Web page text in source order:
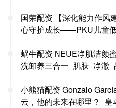
国荣配资 【深化能力作风
心守护成长——PKU儿童
蜗牛配资 NEUE净肌洁颜
洗卸养三合一_肌肤_净澈_
小熊猫配资 Gonzalo
云，他的未来在哪里？_皇